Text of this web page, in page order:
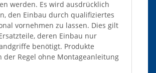
werden. Es wird ausdrücklich
den Einbau durch qualifiziertes
vornehmen zu lassen. Dies gilt
deren Einbau nur
benötigt. Produkte
der Regel ohne Montageanleitung